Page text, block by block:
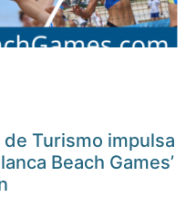
Turismo impulsa
Beach Games’